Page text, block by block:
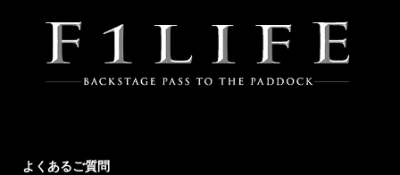
よくあるご質問